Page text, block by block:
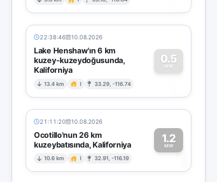
22:38:46 10.08.2026
Lake Henshaw'ın 6 km
kuzey-kuzeydoğusunda,
Kaliforniya
13.4 km I 33.29, -116.74
0.5
MW
0
21:11:20 10.08.2026
Ocotillo'nun 26 km
kuzeybatısında, Kaliforniya
10.6 km I 32.91, -116.19
1.2
MW1